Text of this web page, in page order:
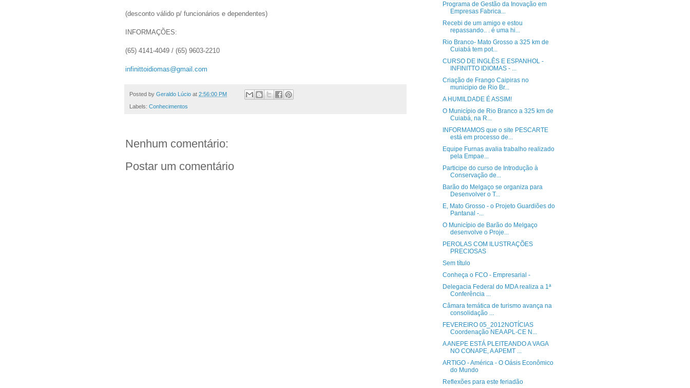
(desconto válido p/ funcionários e dependentes)
INFORMAÇÕES:
(65) 4141-4049 / (65) 9603-2210
infinittoidiomas@gmail.com
Posted by Geraldo Lúcio at 2:56:00 PM
Labels: Conhecimentos
Nenhum comentário:
Postar um comentário
Programa de Gestão da Inovação em
Empresas Fabrica...
Recebi de um amigo e estou
repassando.. . é uma hi...
Rio Branco- Mato Grosso a 325 km de
Cuiabá tem pot...
CURSO DE INGLÊS E ESPANHOL -
INFINITTO IDIOMAS - ...
Criação de Frango Caipiras no
municipio de Rio Br...
A HUMILDADE É ASSIM!
O Município de Rio Branco a 325 km de
Cuiabá, na R...
INFORMAMOS que o site PESCARTE
está em processo de...
Equipe Furnas avalia trabalho realizado
pela Empae...
Participe do curso de Introdução à
Conservação de...
Barão do Melgaço se organiza para
Desenvolver o T...
E, Mato Grosso - o Projeto Guardiões do
Pantanal -...
O Município de Barão do Melgaço
desenvolve o Proje...
PEROLAS COM ILUSTRAÇÕES
PRECIOSAS
Sem título
Conheça o FCO - Empresarial -
Delegacia Federal do MDA realiza a 1ª
Conferência ...
Câmara temática de turismo avança na
consolidação ...
FEVEREIRO 05_2012NOTÍCIAS
Coordenação NEA APL-CE N...
A ANEPE ESTÁ PLEITEANDO A VAGA
NO CONAPE, A APEMT ...
ARTIGO - América - O Oásis Econômico
do Mundo
Reflexões para este feriadão